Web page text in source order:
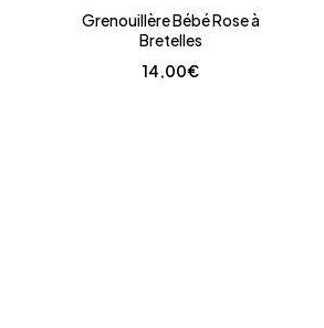
Grenouillère Bébé Rose à
Bretelles
14,00€